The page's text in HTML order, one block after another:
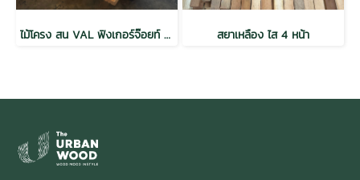
ไม้โครง สน VAL ฟิงเกอร์จ๊อยท์ อบ เกรดเนเชอรัล 1x2x2.5 (18mm.x42mm.)PACK 10 สยาเหลือง ไส 4 หน้า